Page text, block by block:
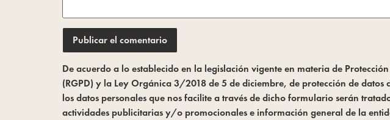
De acuerdo a lo establecido en la legislación vigente en materia de
(RGPD) y la Ley Orgánica 3/2018 de 5 de diciembre, de protección de
los datos personales que nos facilite a través de dicho formulario serán
actividades publicitarias y/o promocionales e información general de la